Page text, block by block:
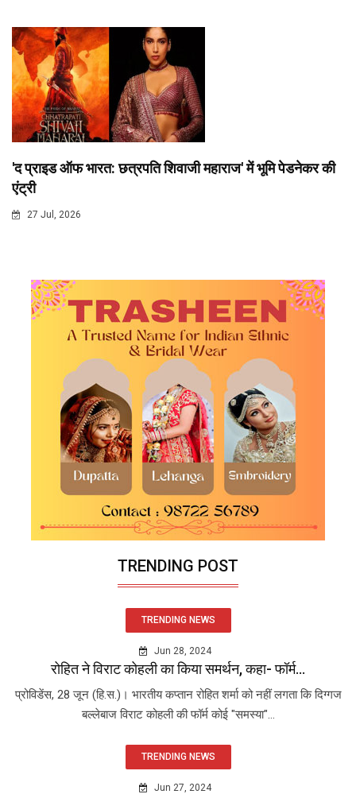
'द प्राइड ऑफ भारत: छत्रपति शिवाजी महाराज' में भूमि पेडनेकर की
एंट्री
27 Jul, 2026
TRENDING POST
TRENDING NEWS
Jun 28, 2024
रोहित ने विराट कोहली का किया समर्थन, कहा- फॉर्म...
प्रोविडेंस, 28 जून (हि.स.)। भारतीय कप्तान रोहित शर्मा को नहीं लगता कि दिग्गज
बल्लेबाज विराट कोहली की फॉर्म कोई "समस्या"...
TRENDING NEWS
Jun 27, 2024